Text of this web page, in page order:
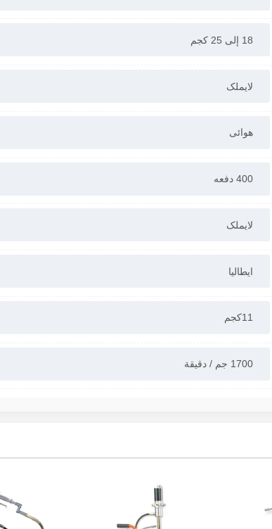
18 إلى 25 كجم
لایملک
هوائی
400 دفعه
لایملک
ایطالیا
11کجم
1700 جم / دقيقة